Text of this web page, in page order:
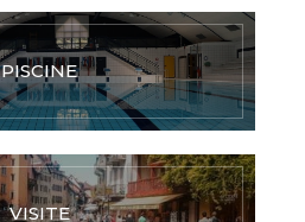
PISCINE
VISITE